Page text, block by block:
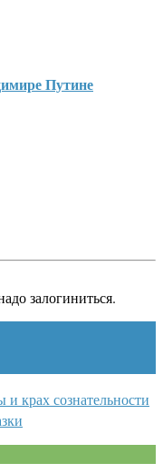
Путине
залогиниться.
крах сознательности